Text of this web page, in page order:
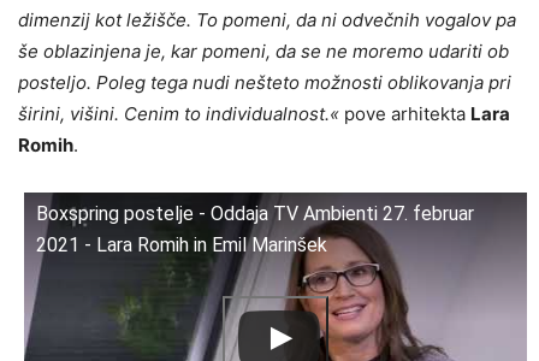
dimenzij kot ležišče. To pomeni, da ni odvečnih vogalov pa
še oblazinjena je, kar pomeni, da se ne moremo udariti ob
posteljo. Poleg tega nudi nešteto možnosti oblikovanja pri
širini, višini. Cenim to individualnost.« pove arhitekta Lara
Romih.
Boxspring postelje - Oddaja TV Ambienti 27. februar
2021 - Lara Romih in Emil Marinšek